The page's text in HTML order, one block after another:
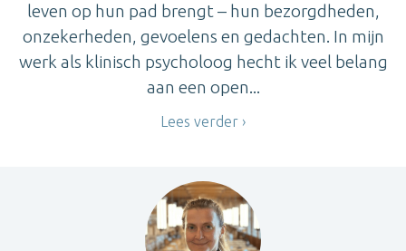
leven op hun pad brengt – hun bezorgdheden,
onzekerheden, gevoelens en gedachten. In mijn
werk als klinisch psycholoog hecht ik veel belang
aan een open...
Lees verder